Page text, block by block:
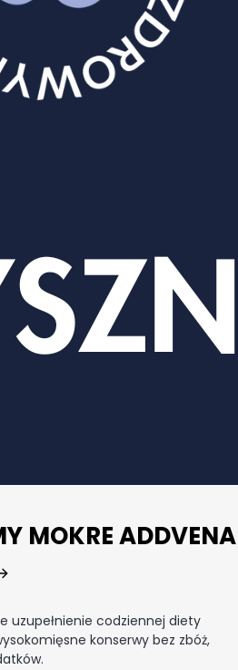
MOKRE ADDVENA
uzupełnienie codziennej diety
konserwy bez zbóż,